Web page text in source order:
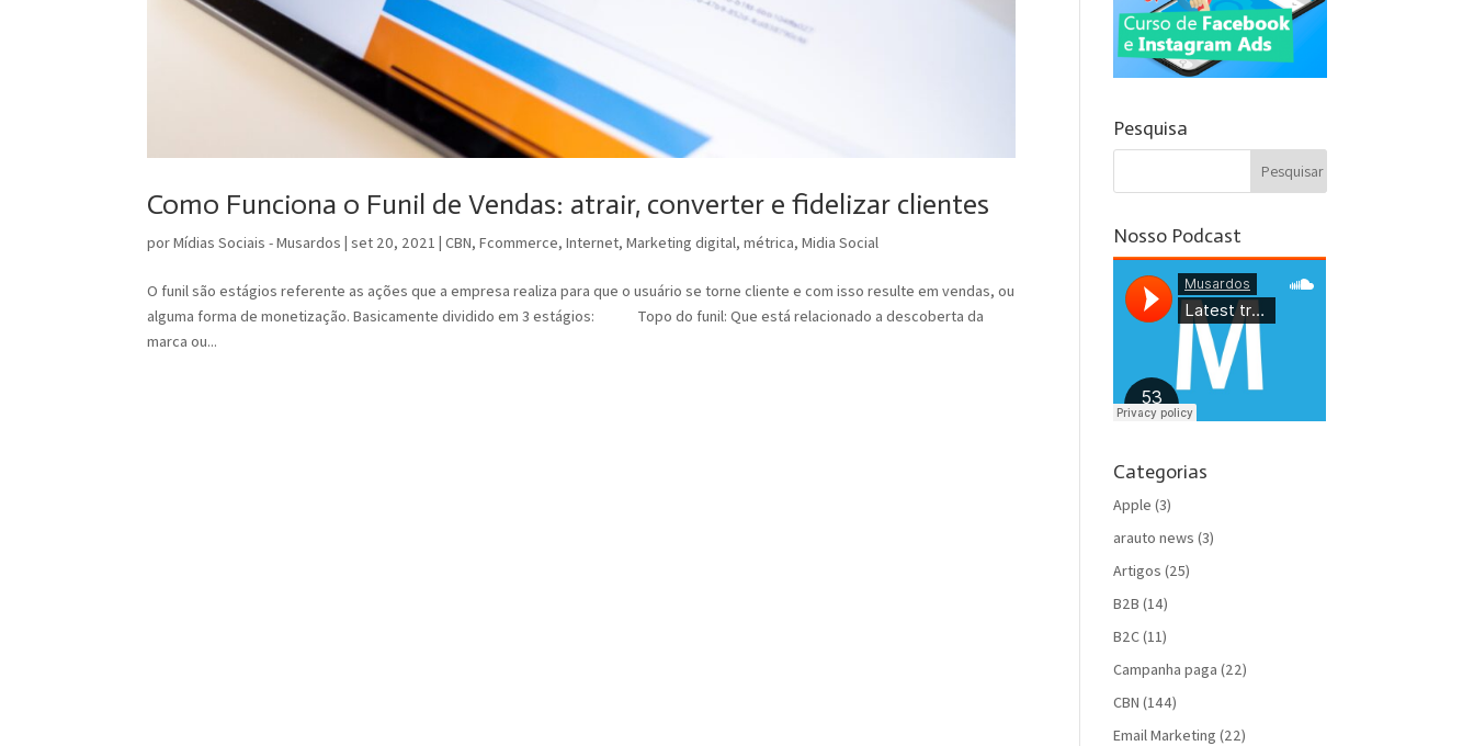
Como Funciona o Funil de Vendas: atrair, converter e fidelizar clientes
porMídias Sociais - Musardos |set 20, 2021 |CBN,Fcommerce,Internet,Marketing digital,métrica,Midia Social
O funil são estágios referente as ações que a empresa realiza para que o usuário se torne cliente e com isso resulte em vendas, ou
alguma forma de monetização. Basicamente dividido em 3 estágios: Topo do funil: Que está relacionado a descoberta da
marca ou...
Pesquisa
Nosso Podcast
Categorias
Apple (3)
arauto news (3)
Artigos (25)
B2B (14)
B2C(11)
Campanha paga (22)
CBN (144)
Email Marketing (22)